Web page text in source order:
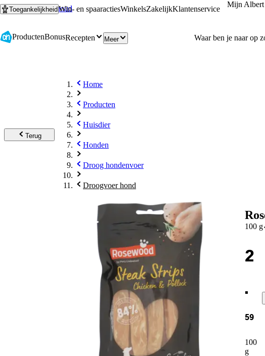
Ga naar hoofdinhoud
Ga naar zoeken
ToegankelijkheidWin- en spaaractiesWinkelsZakelijkKlantenservice
Mijn Albert
ProductenBonusRecepten Meer
Terug
Home
Producten
Huisdier
Honden
Droog hondenvoer
Droogvoer hond
100 g
2
.
59
100
g